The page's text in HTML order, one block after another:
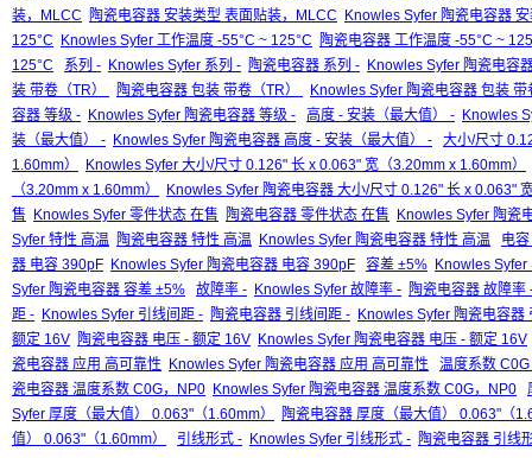
装，MLCC
陶瓷电容器 安装类型 表面贴装，MLCC
Knowles Syfer 陶瓷电容器
125°C
Knowles Syfer 工作温度 -55°C ~ 125°C
陶瓷电容器 工作温度 -55°C ~
125°C
系列 - Knowles Syfer 系列 - 陶瓷电容器 系列 - Knowles Syfer 陶瓷电容
装 带卷（TR）
陶瓷电容器 包装 带卷（TR）
Knowles Syfer 陶瓷电容器 包装
容器 等级 - Knowles Syfer 陶瓷电容器 等级 - 高度 - 安装（最大值） - Knowles
装（最大值） - Knowles Syfer 陶瓷电容器 高度 - 安装（最大值） -
大小/尺寸
1.60mm）
Knowles Syfer 大小/尺寸 0.126" 长 x 0.063" 宽（3.20mm x 1.60mm）
（3.20mm x 1.60mm）
Knowles Syfer 陶瓷电容器 大小/尺寸 0.126" 长 x 0.063"
售
Knowles Syfer 零件状态 在售 陶瓷电容器 零件状态 在售
Knowles Syfer 陶瓷
Syfer 特性 高温
陶瓷电容器 特性 高温 Knowles Syfer 陶瓷电容器 特性 高温
电
器 电容 390pF Knowles Syfer 陶瓷电容器 电容 390pF 容差 ±5% Knowles Syfer
Syfer 陶瓷电容器 容差 ±5%
故障率 - Knowles Syfer 故障率 - 陶瓷电容器 故障率
距 - Knowles Syfer 引线间距 - 陶瓷电容器 引线间距 - Knowles Syfer 陶瓷电容器
额定 16V 陶瓷电容器 电压 - 额定 16V Knowles Syfer 陶瓷电容器 电压 - 额定 16V
瓷电容器 应用 高可靠性
Knowles Syfer 陶瓷电容器 应用 高可靠性
温度系数
瓷电容器 温度系数 C0G，NP0 Knowles Syfer 陶瓷电容器 温度系数 C0G，NP0
Syfer 厚度（最大值） 0.063"（1.60mm）
陶瓷电容器 厚度（最大值） 0.063"（
值） 0.063"（1.60mm）
引线形式 - Knowles Syfer 引线形式 - 陶瓷电容器 引线